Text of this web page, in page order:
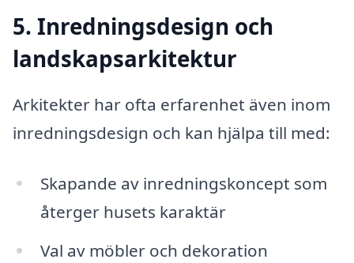
5. Inredningsdesign och
landskapsarkitektur
Arkitekter har ofta erfarenhet även inom
inredningsdesign och kan hjälpa till med:
Skapande av inredningskoncept som
återger husets karaktär
Val av möbler och dekoration